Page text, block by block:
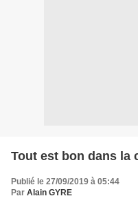
Tout est bon dans la
Publié le 27/09/2019 à 05:44
Par Alain GYRE